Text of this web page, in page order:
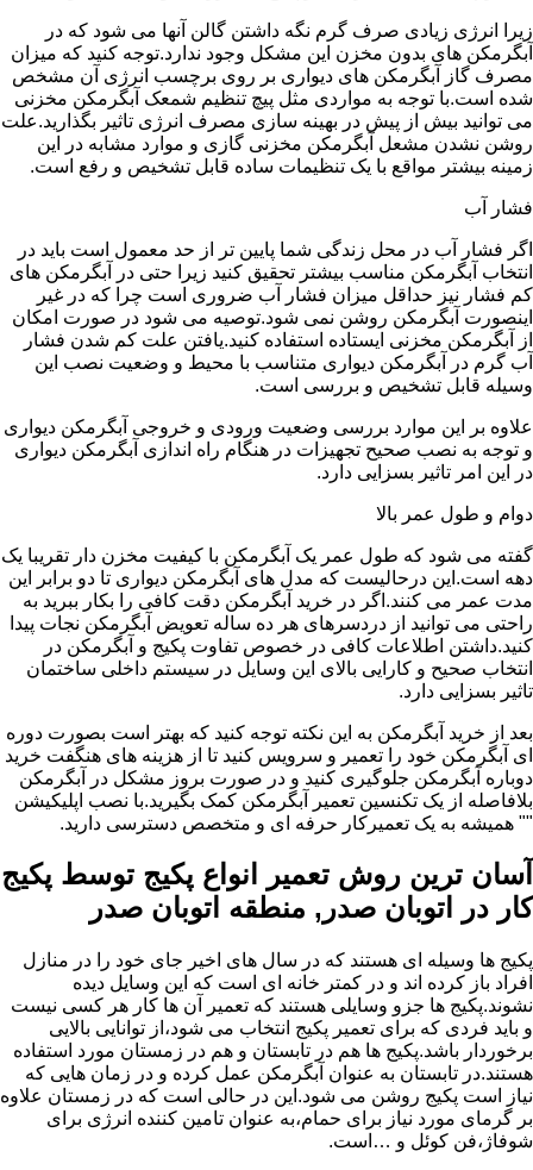
زیرا انرژی زیادی صرف گرم نگه داشتن گالن آنها می شود که در
آبگرمکن های بدون مخزن این مشکل وجود ندارد.توجه کنید که میزان
مصرف گاز آبگرمکن های دیواری بر روی برچسب انرژی آن مشخص
شده است.با توجه به مواردی مثل پیچ تنظیم شمعک آبگرمکن مخزنی
می توانید بیش از پیش در بهینه سازی مصرف انرژی تاثیر بگذارید.علت
روشن نشدن مشعل آبگرمکن مخزنی گازی و موارد مشابه در این
زمینه بیشتر مواقع با یک تنظیمات ساده قابل تشخیص و رفع است.
فشار آب
اگر فشار آب در محل زندگی شما پایین تر از حد معمول است باید در
انتخاب آبگرمکن مناسب بیشتر تحقیق کنید زیرا حتی در آبگرمکن های
کم فشار نیز حداقل میزان فشار آب ضروری است چرا که در غیر
اینصورت آبگرمکن روشن نمی شود.توصیه می شود در صورت امکان
از آبگرمکن مخزنی ایستاده استفاده کنید.یافتن علت کم شدن فشار
آب گرم در آبگرمکن دیواری متناسب با محیط و وضعیت نصب این
وسیله قابل تشخیص و بررسی است.
علاوه بر این موارد بررسی وضعیت ورودی و خروجی آبگرمکن دیواری
و توجه به نصب صحیح تجهیزات در هنگام راه اندازی آبگرمکن دیواری
در این امر تاثیر بسزایی دارد.
دوام و طول عمر بالا
گفته می شود که طول عمر یک آبگرمکن با کیفیت مخزن دار تقریبا یک
دهه است.این درحالیست که مدل های آبگرمکن دیواری تا دو برابر این
مدت عمر می کنند.اگر در خرید آبگرمکن دقت کافی را بکار ببرید به
راحتی می توانید از دردسرهای هر ده ساله تعویض آبگرمکن نجات پیدا
کنید.داشتن اطلاعات کافی در خصوص تفاوت پکیج و آبگرمکن در
انتخاب صحیح و کارایی بالای این وسایل در سیستم داخلی ساختمان
تاثیر بسزایی دارد.
بعد از خرید آبگرمکن به این نکته توجه کنید که بهتر است بصورت دوره
ای آبگرمکن خود را تعمیر و سرویس کنید تا از هزینه های هنگفت خرید
دوباره آبگرمکن جلوگیری کنید و در صورت بروز مشکل در آبگرمکن
بلافاصله از یک تکنسین تعمیر آبگرمکن کمک بگیرید.با نصب اپلیکیشن
"" همیشه به یک تعمیرکار حرفه ای و متخصص دسترسی دارید.
آسان ترین روش تعمیر انواع پکیج توسط پکیج
کار در اتوبان صدر, منطقه اتوبان صدر
پکیج ها وسیله ای هستند که در سال های اخیر جای خود را در منازل
افراد باز کرده اند و در کمتر خانه ای است که این وسایل دیده
نشوند.پکیج ها جزو وسایلی هستند که تعمیر آن ها کار هر کسی نیست
و باید فردی که برای تعمیر پکیج انتخاب می شود،از توانایی بالایی
برخوردار باشد.پکیج ها هم در تابستان و هم در زمستان مورد استفاده
هستند.در تابستان به عنوان آبگرمکن عمل کرده و در زمان هایی که
نیاز است پکیج روشن می شود.این در حالی است که در زمستان علاوه
بر گرمای مورد نیاز برای حمام،به عنوان تامین کننده انرژی برای
شوفاژ،فن کوئل و …است.